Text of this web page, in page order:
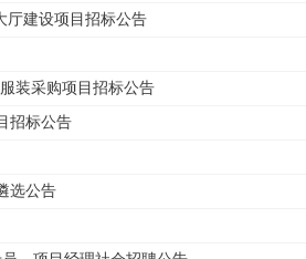
厅建设项目招标公告
装采购项目招标公告
招标公告
选公告